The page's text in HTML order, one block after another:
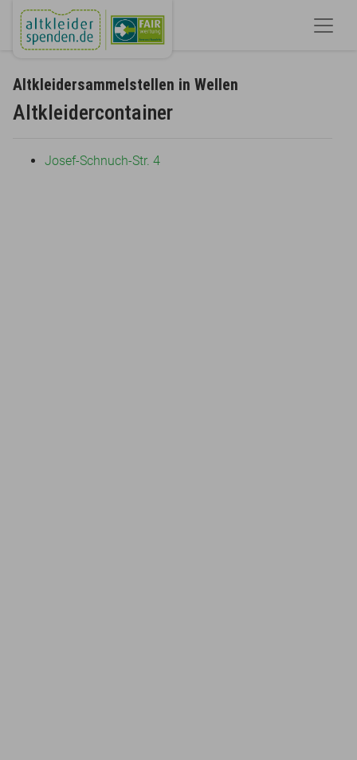
Altkleidersammelstellen in Wellen
Altkleidercontainer
Josef-Schnuch-Str. 4